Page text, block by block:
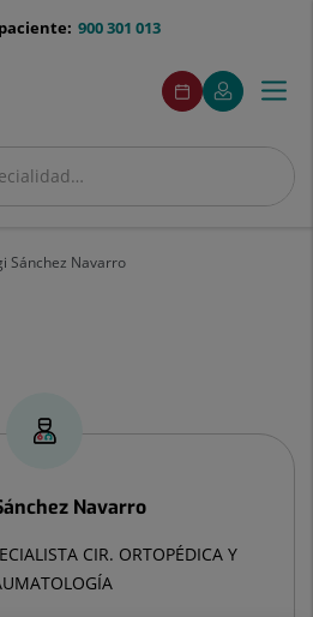
900 301 013
menuAcceso
Pedir
cita
Este
enlace
se
en
Mi
Quirónsalud
Este
enlace
se
en
ventana
Menú
Sánchez Navarro
Navarro
CIR. ORTOPÉDICA Y